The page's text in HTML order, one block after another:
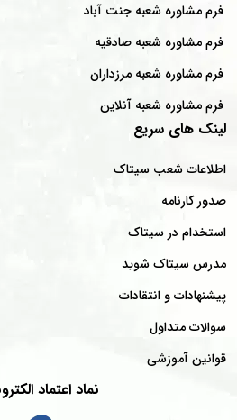
فرم مشاوره شعبه جنت آباد
فرم مشاوره شعبه صادقیه
فرم مشاوره شعبه مرزداران
فرم مشاوره شعبه آنلاین
لینک های سریع
اطلاعات شعب سیتاک
صدور کارنامه
استخدام در سیتاک
مدرس سیتاک شوید
پیشنهادات و انتقادات
سوالات متداول
قوانین آموزشی
نماد اعتماد